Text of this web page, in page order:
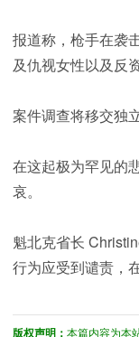
报道称，枪手在袭
及仇视女性以及反
案件调查将移交独
在这起极为罕见的
哀。
魁北克省长
行为应受到谴责，
版权声明： 本篇内容为本